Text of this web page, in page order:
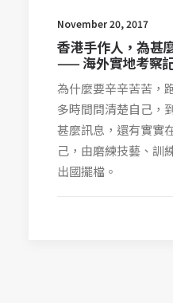
November 20, 2017
香港手作人，為甚
—— 海外實地考察
為什麼要辛辛苦苦，
多時間問清楚自己，
甚麼訊息，還有實實
己，由磨練技藝、訓
出國擺檔。